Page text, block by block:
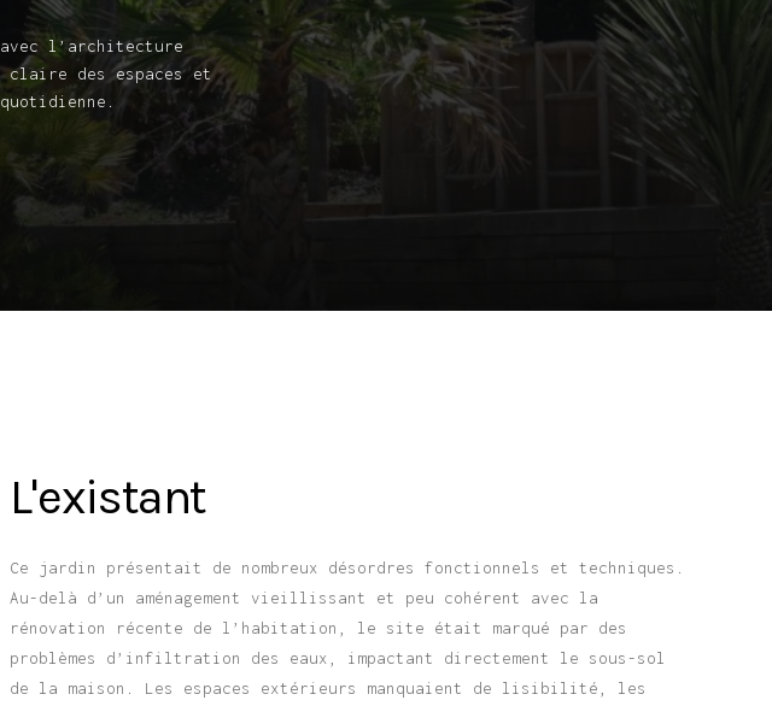
avec
l’architecture
claire des espaces et
quotidienne.
L'existant
Ce jardin présentait de nombreux désordres fonctionnels et techniques.
Au-delà d’un aménagement vieillissant et peu cohérent avec la
rénovation récente de l’habitation, le site était marqué par des
problèmes d’infiltration des eaux, impactant directement le sous-sol
de la maison. Les espaces extérieurs manquaient de lisibilité, les